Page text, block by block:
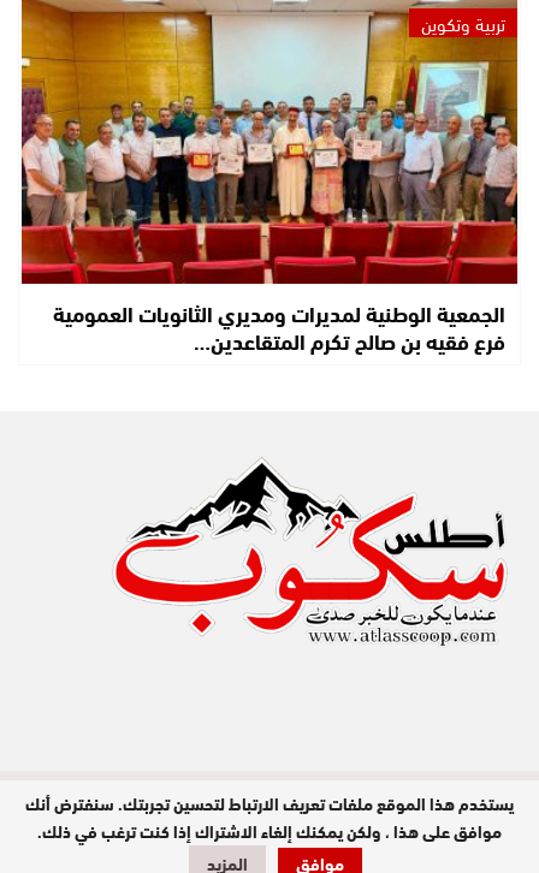
تربية وتكوين
الجمعية الوطنية لمديرات ومديري الثانويات العمومية
فرع فقيه بن صالح تكرم المتقاعدين…
مدير النشر : عبد الله عزي / جميع الحقوق
محفوظة © 2026
تصميم وبرمجة
يستخدم هذا الموقع ملفات تعريف الارتباط لتحسين تجربتك. سنفترض أنك
موافق على هذا ، ولكن يمكنك إلغاء الاشتراك إذا كنت ترغب في ذلك.
موافق
المزيد